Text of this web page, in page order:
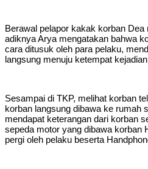
Berawal pelapor kakak korban Dea
adiknya Arya mengatakan bahwa
cara ditusuk oleh para pelaku,
langsung menuju ketempat
Sesampai di TKP, melihat korban
korban langsung dibawa ke rumah
mendapat keterangan dari korban
sepeda motor yang dibawa korban
pergi oleh pelaku beserta